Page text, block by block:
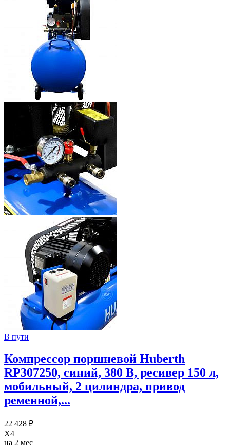
В пути
Компрессор поршневой Huberth
RP307250, синий, 380 В, ресивер 150 л,
мобильный, 2 цилиндра, привод
ременной,...
22 428 ₽
X4
на 2 мес